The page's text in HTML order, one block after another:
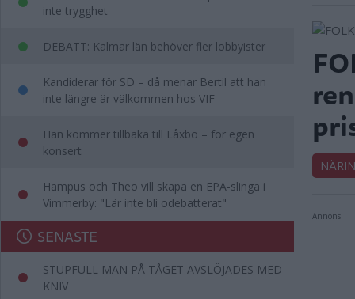
inte trygghet
DEBATT: Kalmar län behöver fler lobbyister
Kandiderar för SD – då menar Bertil att han
inte längre är välkommen hos VIF
Han kommer tillbaka till Låxbo – för egen
konsert
Hampus och Theo vill skapa en EPA-slinga i
Vimmerby: "Lär inte bli odebatterat"
SENASTE
STUPFULL MAN PÅ TÅGET AVSLÖJADES MED
KNIV
Annons: